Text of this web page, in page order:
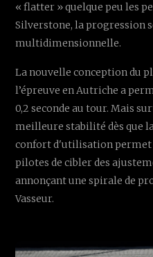
« flatter » quelque peu les
Silverstone, la progression
multidimensionnelle.
La nouvelle conception du
l’épreuve en Autriche a
0,2 seconde au tour. Mais
meilleure stabilité dès que
confort d'utilisation permet
pilotes de cibler des
annonçant une spirale de
Vasseur.